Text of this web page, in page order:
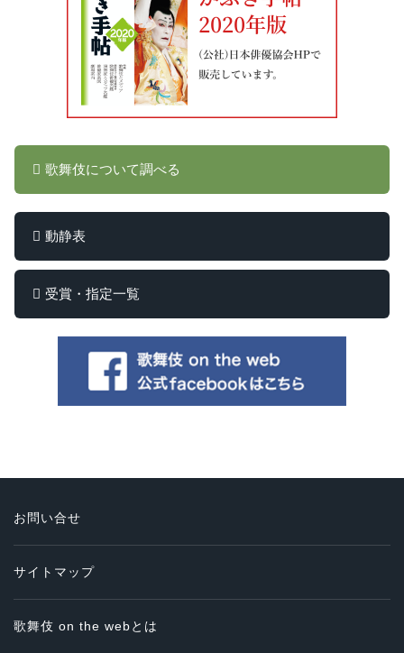
歌舞伎について調べる
動静表
受賞・指定一覧
お問い合せ
サイトマップ
歌舞伎 on the webとは